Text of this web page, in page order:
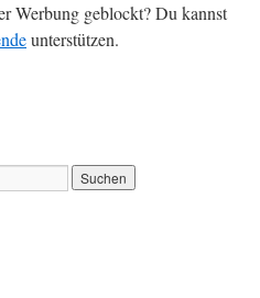
Werbung geblockt? Du kannst
unterstützen.